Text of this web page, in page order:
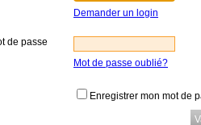
Demander un login
de passe
Mot de passe oublié?
Enregistrer mon mot de